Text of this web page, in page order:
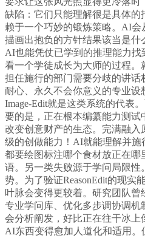
缺陷：它们只能理解很是具体
赖于一个巧妙的锻炼策略。AI会
描画出抱负的方针结果该当是什
AI也能凭仗已学到的推理能力
看一个学徒成长为大师的过程
担任施行的部门需要分歧的讲
耐心、永久不会你意义的专业设
Image-Edit就是这类系统的代表
要的是，正在根本编纂能力测
改变创意财产的生态。完满融
级的创做能力！AI就能理解并
都要绘图标注哪个食材放正在
语。另一类失败源于学问局限
势。为了验证ReasonEdit的现实
叶脉会变得更较着。研究团队
专业学问库、优化多步调协调
会分析阐发，好比正在往干冰
AI东西变得愈加人道化和适用